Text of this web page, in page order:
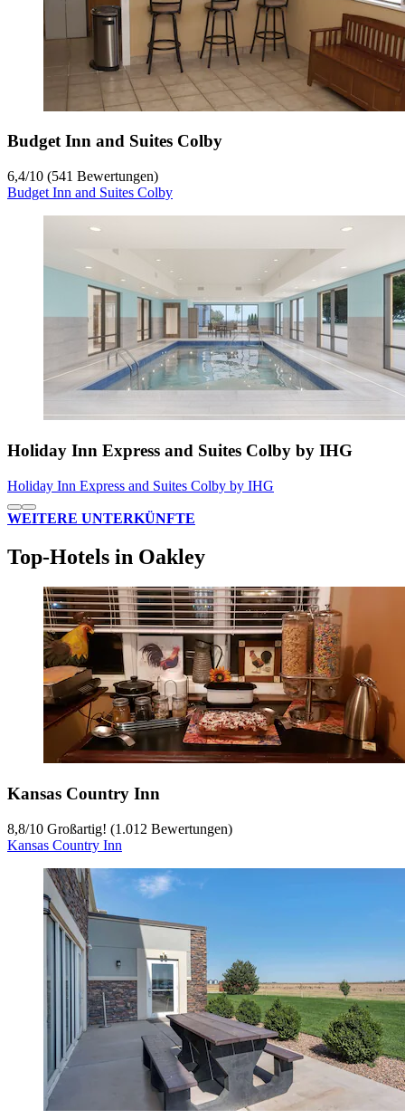
Budget Inn and Suites Colby
6,4/10 (541 Bewertungen)
Budget Inn and Suites Colby
Holiday Inn Express and Suites Colby by IHG
Holiday Inn Express and Suites Colby by IHG
WEITERE UNTERKÜNFTE
Top-Hotels in Oakley
Kansas Country Inn
8,8/10 Großartig! (1.012 Bewertungen)
Kansas Country Inn